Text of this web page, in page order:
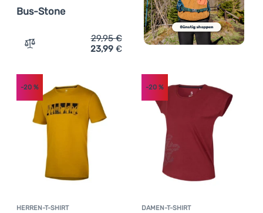
Bus-Stone
Zum Vergleich 'Damen-T-Shirt Ocún Kimo T Women
29,95€
23,99 €
HERREN-T-SHIRT
-20 %
DAMEN-T-SHIRT
-20%